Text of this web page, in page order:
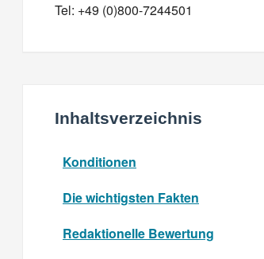
Tel: +49 (0)800-7244501
Inhaltsverzeichnis
Konditionen
Die wichtigsten Fakten
Redaktionelle Bewertung